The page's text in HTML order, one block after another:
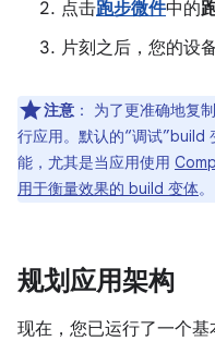
点击跑步微件中的
片刻之后，您的设
注意 ：
为了更准确地复
行应用。默认的“调试”build
能，尤其是当应用使用
用于衡量效果的 build 变体。
规划应用架构
现在，您已运行了一个